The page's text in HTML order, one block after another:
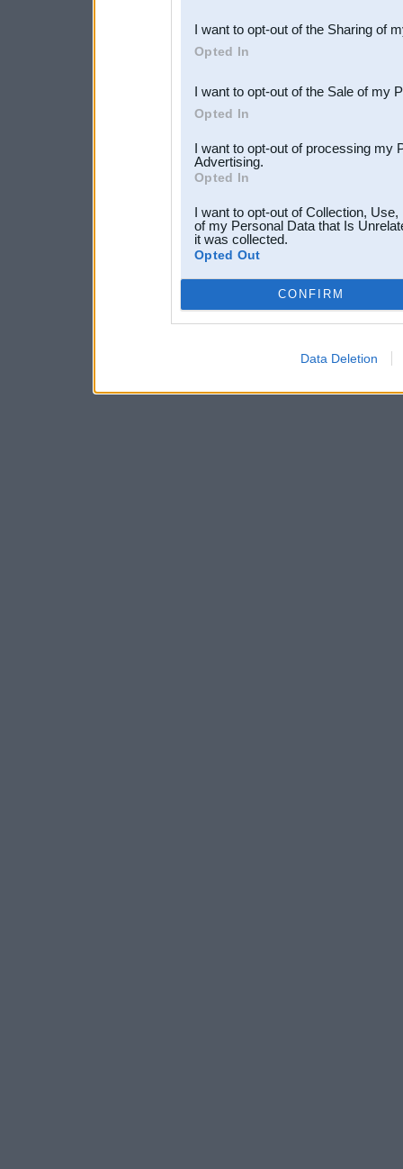
Downstream Participants
third parties.
I want to opt-out of the Sharing of
Opted In
I want to opt-out of the Sale of my
Opted In
I want to opt-out of processing my
Advertising.
Opted In
I want to opt-out of Collection,
of my Personal Data that Is
it was collected.
Opted Out
CONFIRM
Data Deletion